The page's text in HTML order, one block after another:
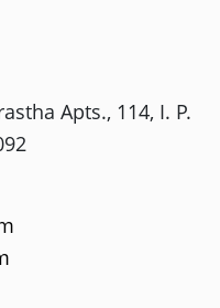
Apts., 114, I. P.